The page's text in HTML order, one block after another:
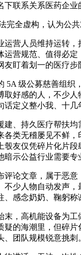
联系关系医药企业
全虚构，认为公共
人员维持运转，
运营规范、值得必
盯着划一的医疗步
级公募慈善组织，
取好感的人，不少
话定义整小我、十
持久医疗帮扶均
各类无稽屡见不鲜
彀友仅凭碎片化片
暗示公益行业需要
文章，属于恶意
不少人物自动发声
、感念奶奶、鞠躬
高机能设备为工
疑的海潮里，但碎
团队规模锐意挑